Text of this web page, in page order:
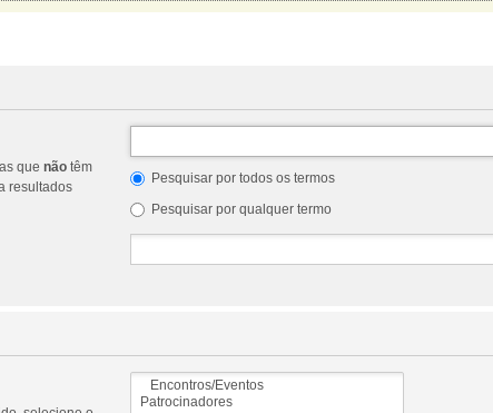
que não têm
resultados
Pesquisar por todos os termos
Pesquisar por qualquer termo